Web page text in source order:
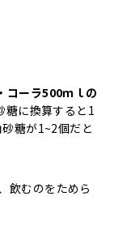
コーラ500ｍｌの
糖に換算すると1
糖が1~2個だと
飲むのをためら